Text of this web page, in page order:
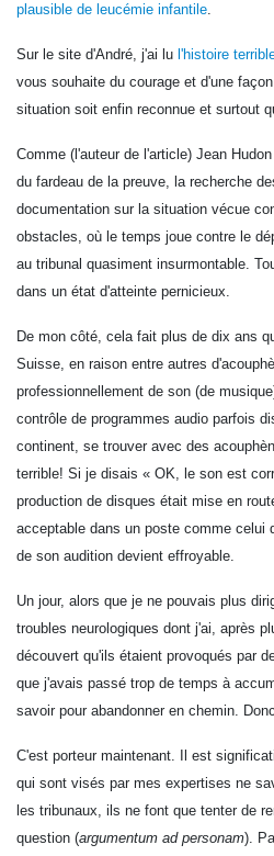
plausible de leucémie infantile.
Sur le site d'André, j'ai lu l'histoire
vous souhaite du courage et d'une
situation soit enfin reconnue et surtout
Comme (l'auteur de l'article) Jean
du fardeau de la preuve, la recherche
documentation sur la situation vécue
obstacles, où le temps joue contre le
au tribunal quasiment insurmontable.
dans un état d'atteinte pernicieux.
De mon côté, cela fait plus de dix ans
Suisse, en raison entre autres
professionnellement de son (de
contrôle de programmes audio parfois
continent, se trouver avec des
terrible! Si je disais « OK, le son est
production de disques était mise en
acceptable dans un poste comme celui
de son audition devient effroyable.
Un jour, alors que je ne pouvais plus
troubles neurologiques dont j'ai, après
découvert qu'ils étaient provoqués par
que j'avais passé trop de temps à
savoir pour abandonner en chemin.
C'est porteur maintenant. Il est
qui sont visés par mes expertises ne
les tribunaux, ils ne font que tenter de
question (argumentum ad personam).